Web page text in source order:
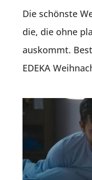
Die schönste
die, die ohne
auskommt.
EDEKA